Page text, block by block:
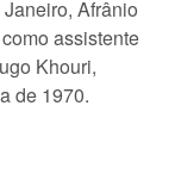
Afrânio
assistente
Khouri,
de 1970.